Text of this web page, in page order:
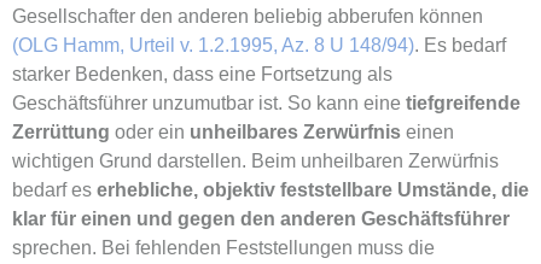
Gesellschafter den anderen beliebig abberufen können
(OLG Hamm, Urteil v. 1.2.1995, Az. 8 U 148/94). Es bedarf
starker Bedenken, dass eine Fortsetzung als
Geschäftsführer unzumutbar ist. So kann eine tiefgreifende
Zerrüttung oder ein unheilbares Zerwürfnis einen
wichtigen Grund darstellen. Beim unheilbaren Zerwürfnis
bedarf es erhebliche, objektiv feststellbare Umstände, die
klar für einen und gegen den anderen Geschäftsführer
sprechen. Bei fehlenden Feststellungen muss die